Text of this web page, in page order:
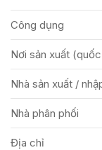
Công dụng
Nơi sản xuất
Nhà sản xuất /
Nhà phân phối
Địa chỉ